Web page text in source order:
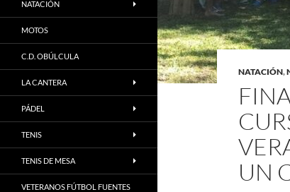
NATACIÓN,
UN
NATACIÓN
MOTOS
C.D. OBÚLCULA
LA CANTERA
PÁDEL
TENIS
TENIS DE MESA
VETERANOS FÚTBOL FUENTES